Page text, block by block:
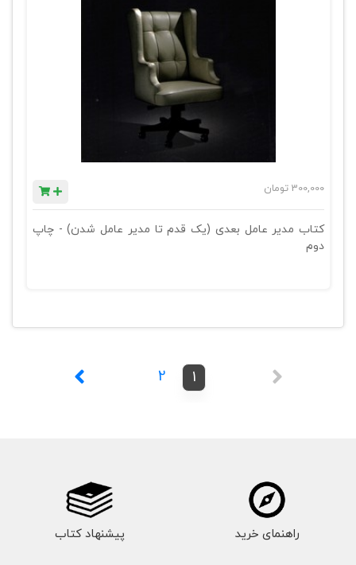
300,000 تومان
کتاب مدیر عامل بعدی (یک قدم تا مدیر عامل شدن) - چاپ
دوم
1
2
راهنمای خرید پیشنهاد کتاب